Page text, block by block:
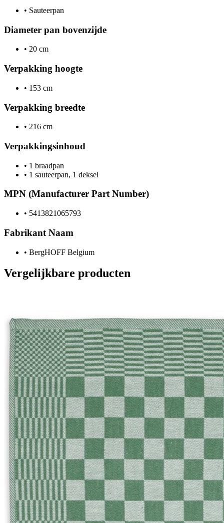
• Sauteerpan
Diameter pan bovenzijde
• 20 cm
Verpakking hoogte
• 153 cm
Verpakking breedte
• 216 cm
Verpakkingsinhoud
• 1 braadpan
• 1 sauteerpan, 1 deksel
MPN (Manufacturer Part Number)
• 5413821065793
Fabrikant Naam
• BergHOFF Belgium
Vergelijkbare producten